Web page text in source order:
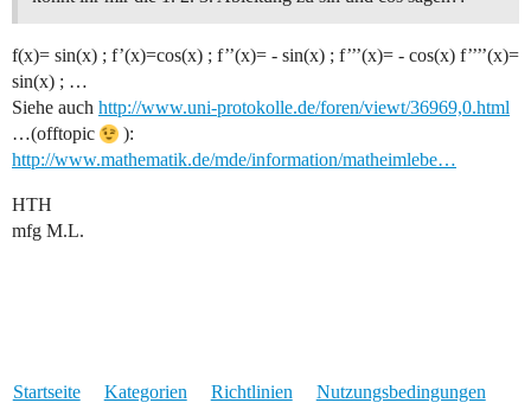
f(x)= sin(x) ; f’(x)=cos(x) ; f’’(x)= - sin(x) ; f’’’(x)= - cos(x) f’’’’(x)=
sin(x) ; …
Siehe auch http://www.uni-protokolle.de/foren/viewt/36969,0.html
…(offtopic
):
http://www.mathematik.de/mde/information/matheimlebe…
HTH
mfg M.L.
Startseite Kategorien Richtlinien Nutzungsbedingungen